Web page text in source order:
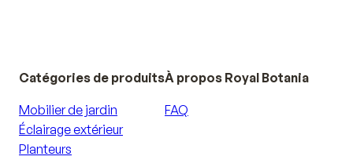
Catégories de produits
Mobilier de jardin
Éclairage extérieur
Planteurs
À propos Royal Botania
FAQ